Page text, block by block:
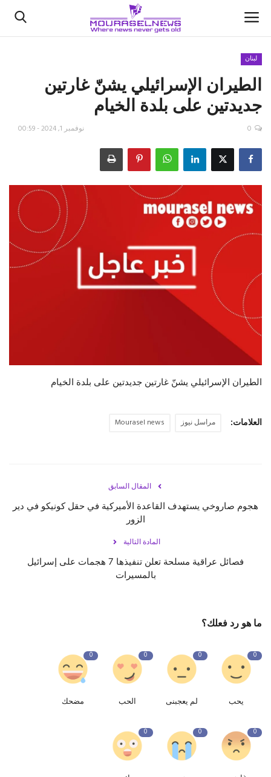
الأخبار
كتّابنا
اقتصاد
علوم وتكنولوجيا
رياضة
حياة
لبنان
الطيران الإسرائيلي يشنّ غارتين
جديدتين على بلدة الخيام
نوفمبر 1, 2024 - 00:59 0
الطيران الإسرائيلي يشنّ غارتين جديدتين على بلدة الخيام
العلامات: مراسل نيوز Mourasel news
المقال السابق
هجوم صاروخي يستهدف القاعدة الأميركية في حقل كونيكو في دير
الزور
المادة التالية
فصائل عراقية مسلحة تعلن تنفيذها 7 هجمات على إسرائيل
بالمسيرات
ما هو رد فعلك؟
0
يحب
0
لم يعجبنى
0
الحب
0
مضحك
0
0
0